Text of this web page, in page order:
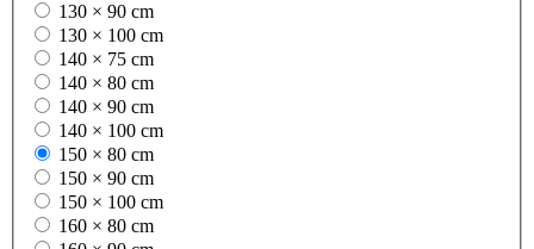
130 × 90 cm
130 × 100 cm
140 × 75 cm
140 × 80 cm
140 × 90 cm
140 × 100 cm
150 × 80 cm
150 × 90 cm
150 × 100 cm
160 × 80 cm